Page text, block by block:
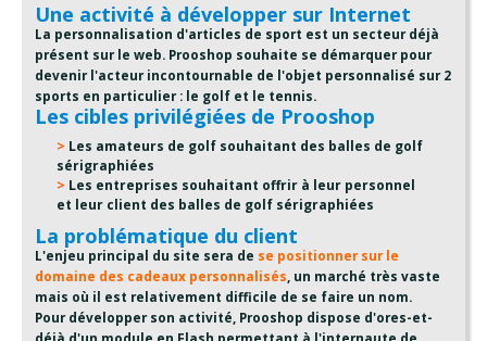
Une activité à développer sur Internet
La personnalisation d'articles de sport est un secteur déjà
présent sur le web. Prooshop souhaite se démarquer pour
devenir l'acteur incontournable de l'objet personnalisé sur 2
sports en particulier : le golf et le tennis.
Les cibles privilégiées de Prooshop
Les amateurs de golf souhaitant des balles de golf
sérigraphiées
Les entreprises souhaitant offrir à leur personnel
et leur client des balles de golf sérigraphiées
La problématique du client
L'enjeu principal du site sera de se positionner sur le
domaine des cadeaux personnalisés , un marché très vaste
mais où il est relativement difficile de se faire un nom.
Pour développer son activité, Prooshop dispose d'ores-et-